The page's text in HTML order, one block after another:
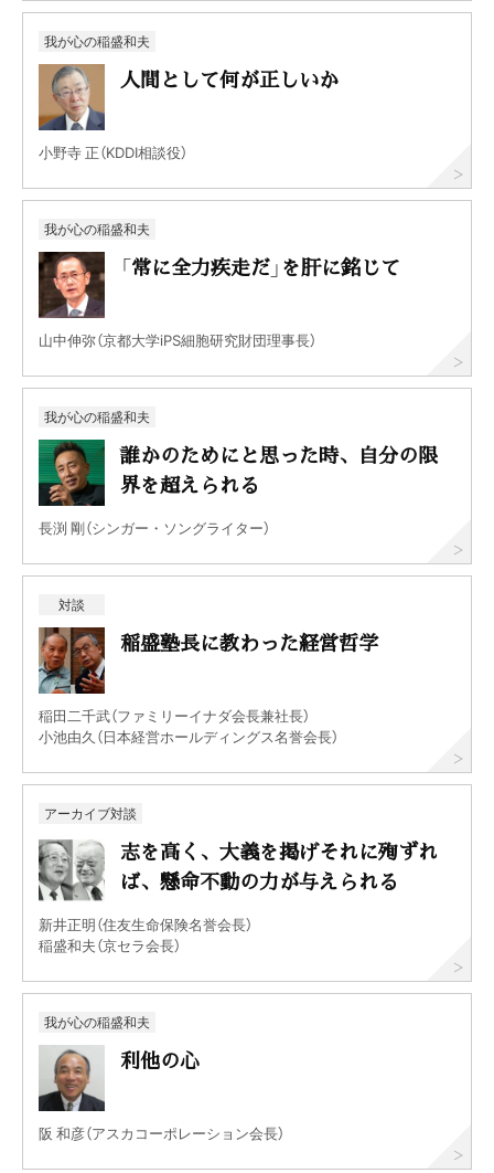
我が心の稲盛和夫
人間として何が正しいか
小野寺 正（KDDI相談役）
我が心の稲盛和夫
「常に全力疾走だ」を肝に銘じて
山中伸弥（京都大学iPS細胞研究財団理事長）
我が心の稲盛和夫
誰かのためにと思った時、自分の限
界を超えられる
長渕 剛（シンガー・ソングライター）
対談
稲盛塾長に教わった経営哲学
稲田二千武（ファミリーイナダ会長兼社長）
小池由久（日本経営ホールディングス名誉会長）
アーカイブ対談
志を高く、大義を掲げそれに殉ずれ
ば、懸命不動の力が与えられる
新井正明（住友生命保険名誉会長）
稲盛和夫（京セラ会長）
我が心の稲盛和夫
利他の心
阪 和彦（アスカコーポレーション会長）